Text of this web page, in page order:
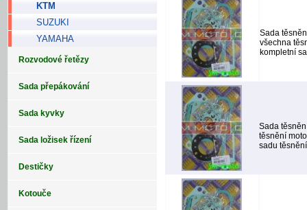
KTM
SUZUKI
YAMAHA
Rozvodové řetězy
Sada přepákování
Sada kyvky
Sada ložisek řízení
Destičky
Kotouče
Sada
všechna
kompletní
Sada
těsnění
sadu